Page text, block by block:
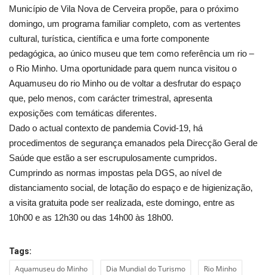
Município de Vila Nova de Cerveira propõe, para o próximo
domingo, um programa familiar completo, com as vertentes
cultural, turística, científica e uma forte componente
pedagógica, ao único museu que tem como referência um rio –
o Rio Minho. Uma oportunidade para quem nunca visitou o
Aquamuseu do rio Minho ou de voltar a desfrutar do espaço
que, pelo menos, com carácter trimestral, apresenta
exposições com temáticas diferentes.
Dado o actual contexto de pandemia Covid-19, há
procedimentos de segurança emanados pela Direcção Geral de
Saúde que estão a ser escrupulosamente cumpridos.
Cumprindo as normas impostas pela DGS, ao nível de
distanciamento social, de lotação do espaço e de higienização,
a visita gratuita pode ser realizada, este domingo, entre as
10h00 e as 12h30 ou das 14h00 às 18h00.
Tags:
Aquamuseu do Minho Dia Mundial do Turismo Rio Minho